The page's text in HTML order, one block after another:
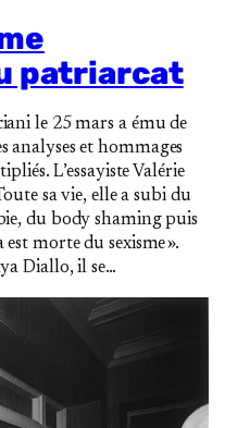
patriarcat
le 25 mars a ému de
analyses et hommages
L’essayiste Valérie
sa vie, elle a subi du
du body shaming puis
morte du sexisme ».
Diallo, il se…